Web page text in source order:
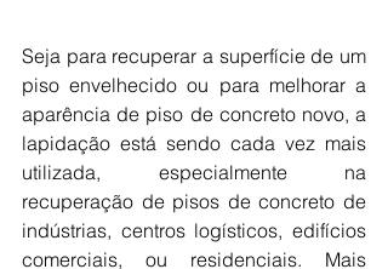
Seja para recuperar a superfície de um
piso envelhecido ou para melhorar a
aparência de piso de concreto novo, a
lapidação está sendo cada vez mais
utilizada, especialmente na
recuperação de pisos de concreto de
indústrias, centros logísticos, edifícios
comerciais, ou residenciais. Mais